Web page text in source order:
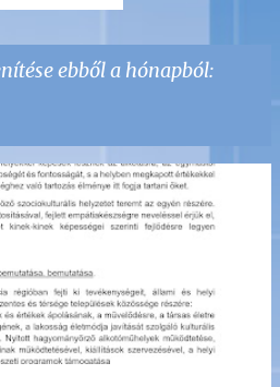
ebből a hónapból: